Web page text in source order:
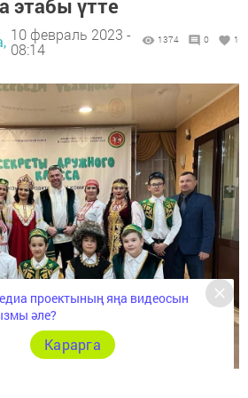
этабы үтте
10 февраль 2023 -
08:14
1374 0 1
проектының яңа видеосын
әле?
Карарга